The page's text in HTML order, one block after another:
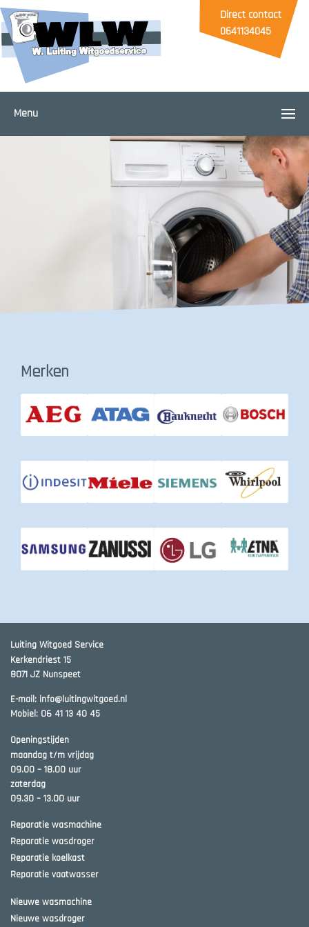
Direct contact
0641134045
Menu
Contact
Merken
Luiting Witgoed Service
Kerkendriest 15
8071 JZ Nunspeet
E-mail: info@luitingwitgoed.nl
Mobiel: 06 41 13 40 45
Openingstijden
maandag t/m vrijdag
09.00 – 18.00 uur
zaterdag
09.30 – 13.00 uur
Reparatie wasmachine
Reparatie wasdroger
Reparatie koelkast
Reparatie vaatwasser
Nieuwe wasmachine
Nieuwe wasdroger